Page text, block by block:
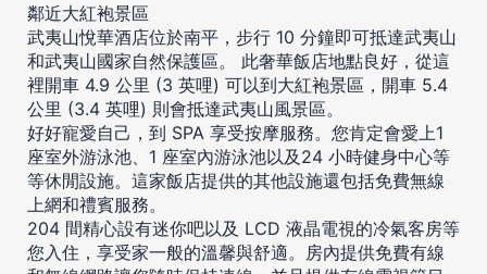
鄰近大紅袍景區
武夷山悅華酒店位於南平，步行 10 分鐘即可抵達武夷山
和武夷山國家自然保護區。 此奢華飯店地點良好，從這
裡開車 4.9 公里 (3 英哩) 可以到大紅袍景區，開車 5.4
公里 (3.4 英哩) 則會抵達武夷山風景區。
好好寵愛自己，到 SPA 享受按摩服務。您肯定會愛上1
座室外游泳池、1 座室內游泳池以及24 小時健身中心等
等休閒設施。這家飯店提供的其他設施還包括免費無線
上網和禮賓服務。
204 間精心設有迷你吧以及 LCD 液晶電視的冷氣客房等
您入住，享受家一般的溫馨與舒適。房內提供免費有線